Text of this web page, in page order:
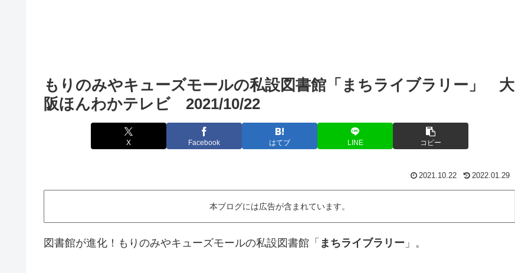
もりのみやキューズモールの私設図書館「まちライブラリー」 大
阪ほんわかテレビ 2021/10/22
X Facebook はてブ LINE コピー
2021.10.22 2022.01.29
本ブログには広告が含まれています。
図書館が進化！もりのみやキューズモールの私設図書館「 まちライブラリー 」。